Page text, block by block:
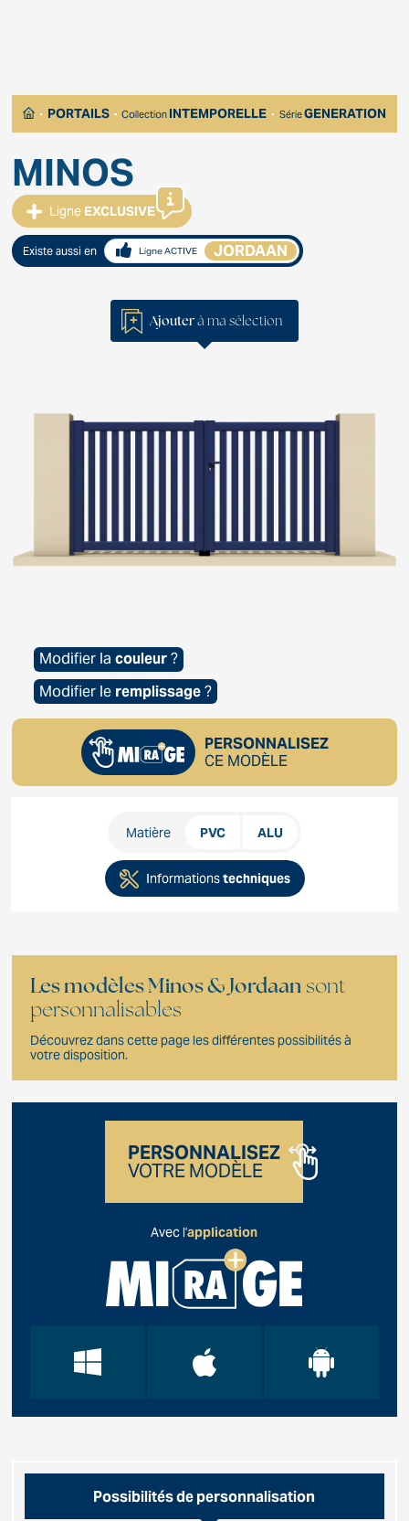
PORTAILS Collection INTEMPORELLE SérieGENERATION
MINOS
Ligne EXCLUSIVE
Existe aussi en Ligne ACTIVE JORDAAN
Ajouterà ma sélection
Modifier lacouleur?
Modifier le remplissage?
PERSONNALISEZ
CE MODÈLE
Matière PVC ALU
Informationstechniques
Les modèles Minos & Jordaan sont
personnalisables
Découvrez dans cette page les différentes possibilités à
votre disposition.
PERSONNALISEZ
VOTRE MODÈLE
Avec l'application
Possibilités de personnalisation